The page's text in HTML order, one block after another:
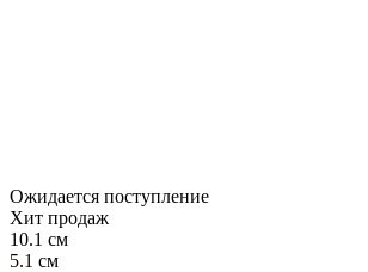
Ожидается поступление
Хит продаж
10.1 см
5.1 см